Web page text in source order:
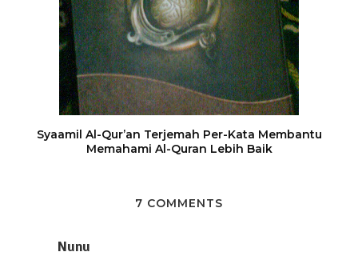
Syaamil Al-Qur’an Terjemah Per-Kata Membantu
Memahami Al-Quran Lebih Baik
7 COMMENTS
Nunu